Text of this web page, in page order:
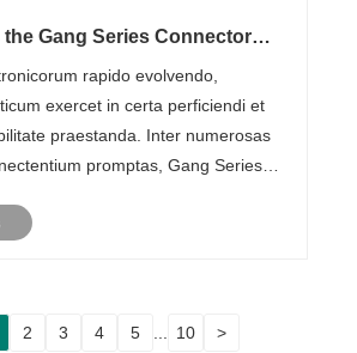
the Gang Series Connector
rapido evolvendo,
exercet in certa perficiendi et
praestanda. Inter numerosas
promptas, Gang Series
machinas industriales designes,
2 3 4 5 10 >